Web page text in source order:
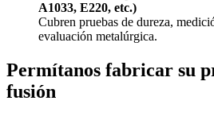
A1033, E220, etc.)
Cubren pruebas de dureza,
evaluación metalúrgica.
Permítanos fabricar su
fusión